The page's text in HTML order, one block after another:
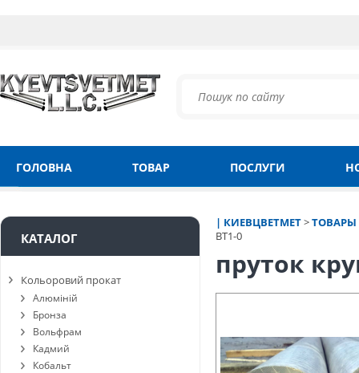
ГОЛОВНА ТОВАР ПОСЛУГИ
| КИЕВЦВЕТМЕТ>ТОВАРЫ
ВТ1-0
пруток
КАТАЛОГ
Кольоровий прокат
Алюміній
Бронза
Вольфрам
Кадмий
Кобальт